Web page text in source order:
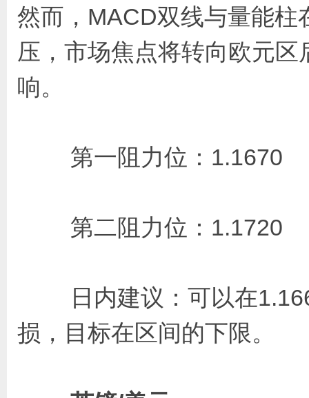
然而，MACD双线与量能
压，市场焦点将转向欧元
响。
第一阻力位：
第二阻力位：
日内建议：可以在
损，目标在区间的下限。